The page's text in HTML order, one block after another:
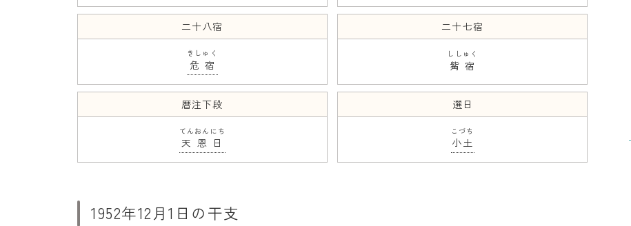
二十八宿
危宿
きしゅく
二十七宿
觜宿
ししゅく
暦注下段
天恩日
てんおんにち
選日
小土
こづち
1952年12月1日の干支